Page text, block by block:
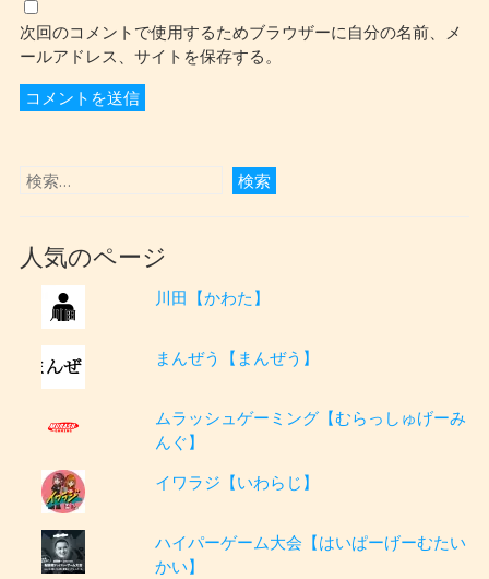
次回のコメントで使用するためブラウザーに自分の名前、メ
ールアドレス、サイトを保存する。
人気のページ
川田【かわた】
まんぜう【まんぜう】
ムラッシュゲーミング【むらっしゅげーみ
んぐ】
イワラジ【いわらじ】
ハイパーゲーム大会【はいぱーげーむたい
かい】